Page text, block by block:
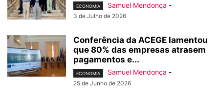
ECONOMIA Samuel Mendonça -
3 de Julho de 2026
Conferência da ACEGE lamentou
que 80% das empresas atrasem
pagamentos e...
ECONOMIA Samuel Mendonça -
25 de Junho de 2026